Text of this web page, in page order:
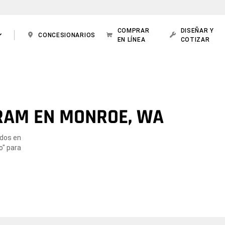
CONCESIONARIOS
COMPRAR
EN LÍNEA
DISEÑAR Y
COTIZAR
EN MONROE, WA
en
para